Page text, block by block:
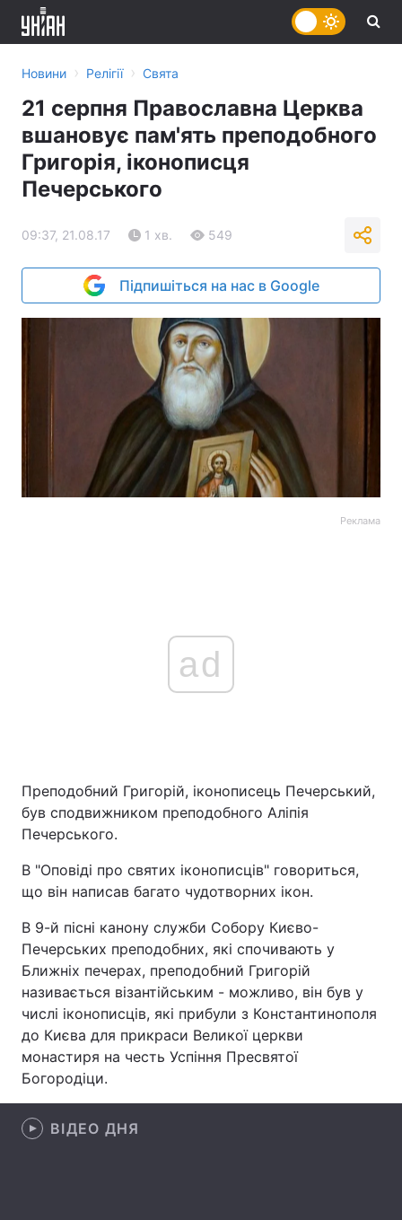
Головна Війна
Україна Політика
Економіка
Спорт Наука
Техно і зв'язок Лайт
Зброя
Здоров'я
Новини › Релігії › Свята
21 серпня Православна Церква
вшановує пам'ять преподобного
Григорія, іконописця
Печерського
09:37, 21.08.17 1 хв. 549
Підпишіться на нас в Google
Реклама
ad
Преподобний Григорій, іконописець Печерський,
був сподвижником преподобного Аліпія
Печерського.
В "Оповіді про святих іконописців" говориться,
що він написав багато чудотворних ікон.
В 9-й пісні канону служби Собору Києво-
Печерських преподобних, які спочивають у
Ближніх печерах, преподобний Григорій
називається візантійським - можливо, він був у
числі іконописців, які прибули з Константинополя
до Києва для прикраси Великої церкви
монастиря на честь Успіння Пресвятої
Богородіци.
ВІДЕО ДНЯ